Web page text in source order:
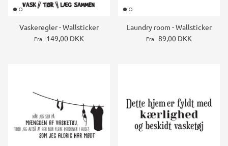
Vaskeregler - Wallsticker
Fra 149,00 DKK
Laundry room - Wallsticker
Fra 89,00 DKK